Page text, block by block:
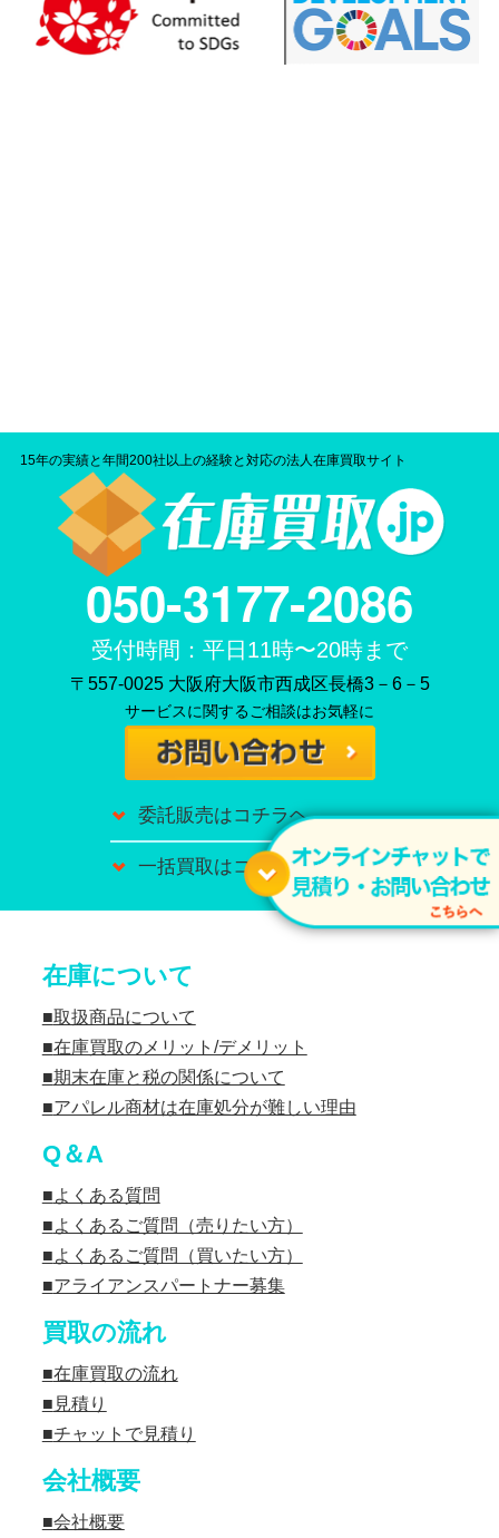
15年の実績と年間200社以上の経験と対応の法人在庫買取サイト
050-3177-2086
受付時間：平日11時〜20時まで
〒557-0025 大阪府大阪市西成区長橋3－6－5
サービスに関するご相談はお気軽に
委託販売はコチラヘ
一括買取はコチラへ
在庫について
取扱商品について
在庫買取のメリット/デメリット
期末在庫と税の関係について
アパレル商材は在庫処分が難しい理由
Q＆A
よくある質問
よくあるご質問（売りたい方）
よくあるご質問（買いたい方）
アライアンスパートナー募集
買取の流れ
在庫買取の流れ
見積り
チャットで見積り
会社概要
会社概要